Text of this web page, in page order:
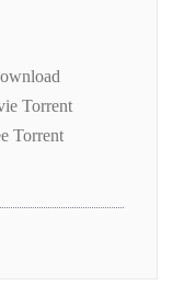
Torrent
Torrent